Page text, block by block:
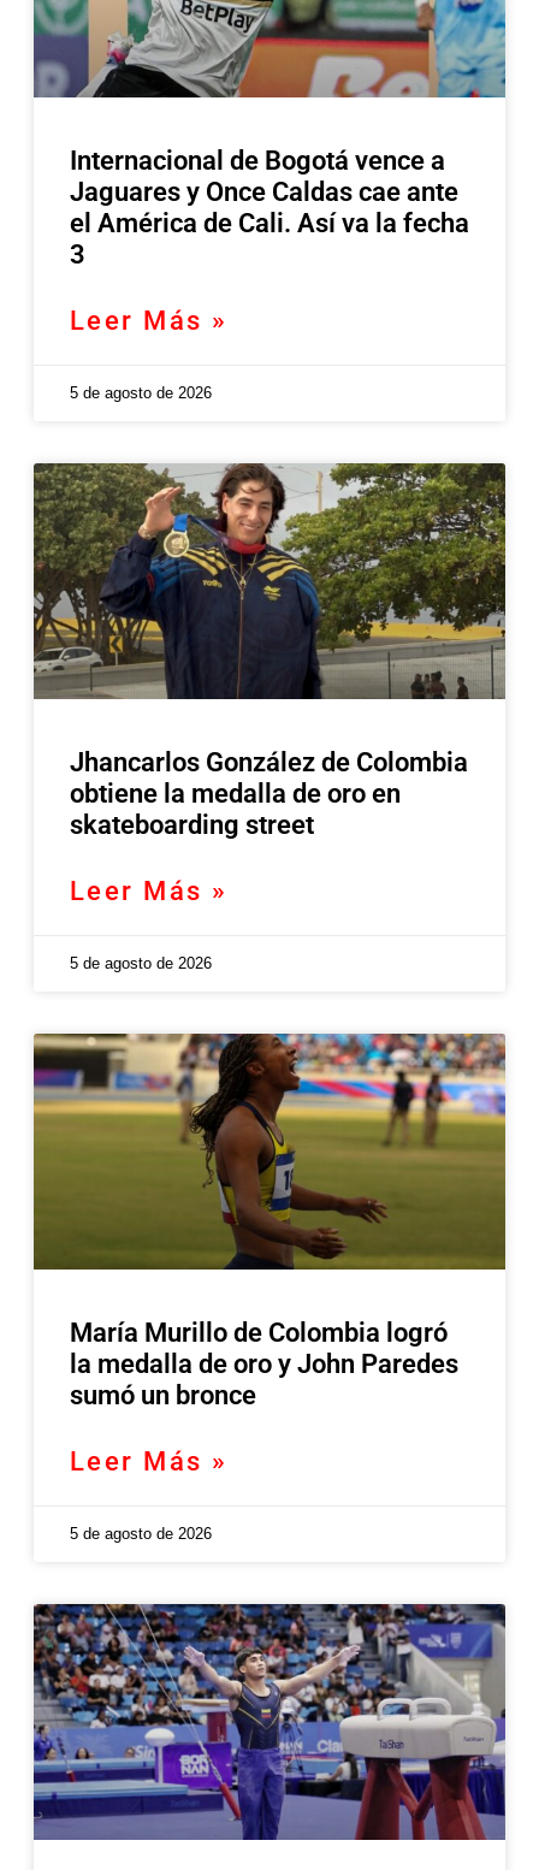
Internacional de Bogotá vence a
Jaguares y Once Caldas cae ante
el América de Cali. Así va la fecha
3
Leer Más »
5 de agosto de 2026
Jhancarlos González de Colombia
obtiene la medalla de oro en
skateboarding street
Leer Más »
5 de agosto de 2026
María Murillo de Colombia logró
la medalla de oro y John Paredes
sumó un bronce
Leer Más »
5 de agosto de 2026